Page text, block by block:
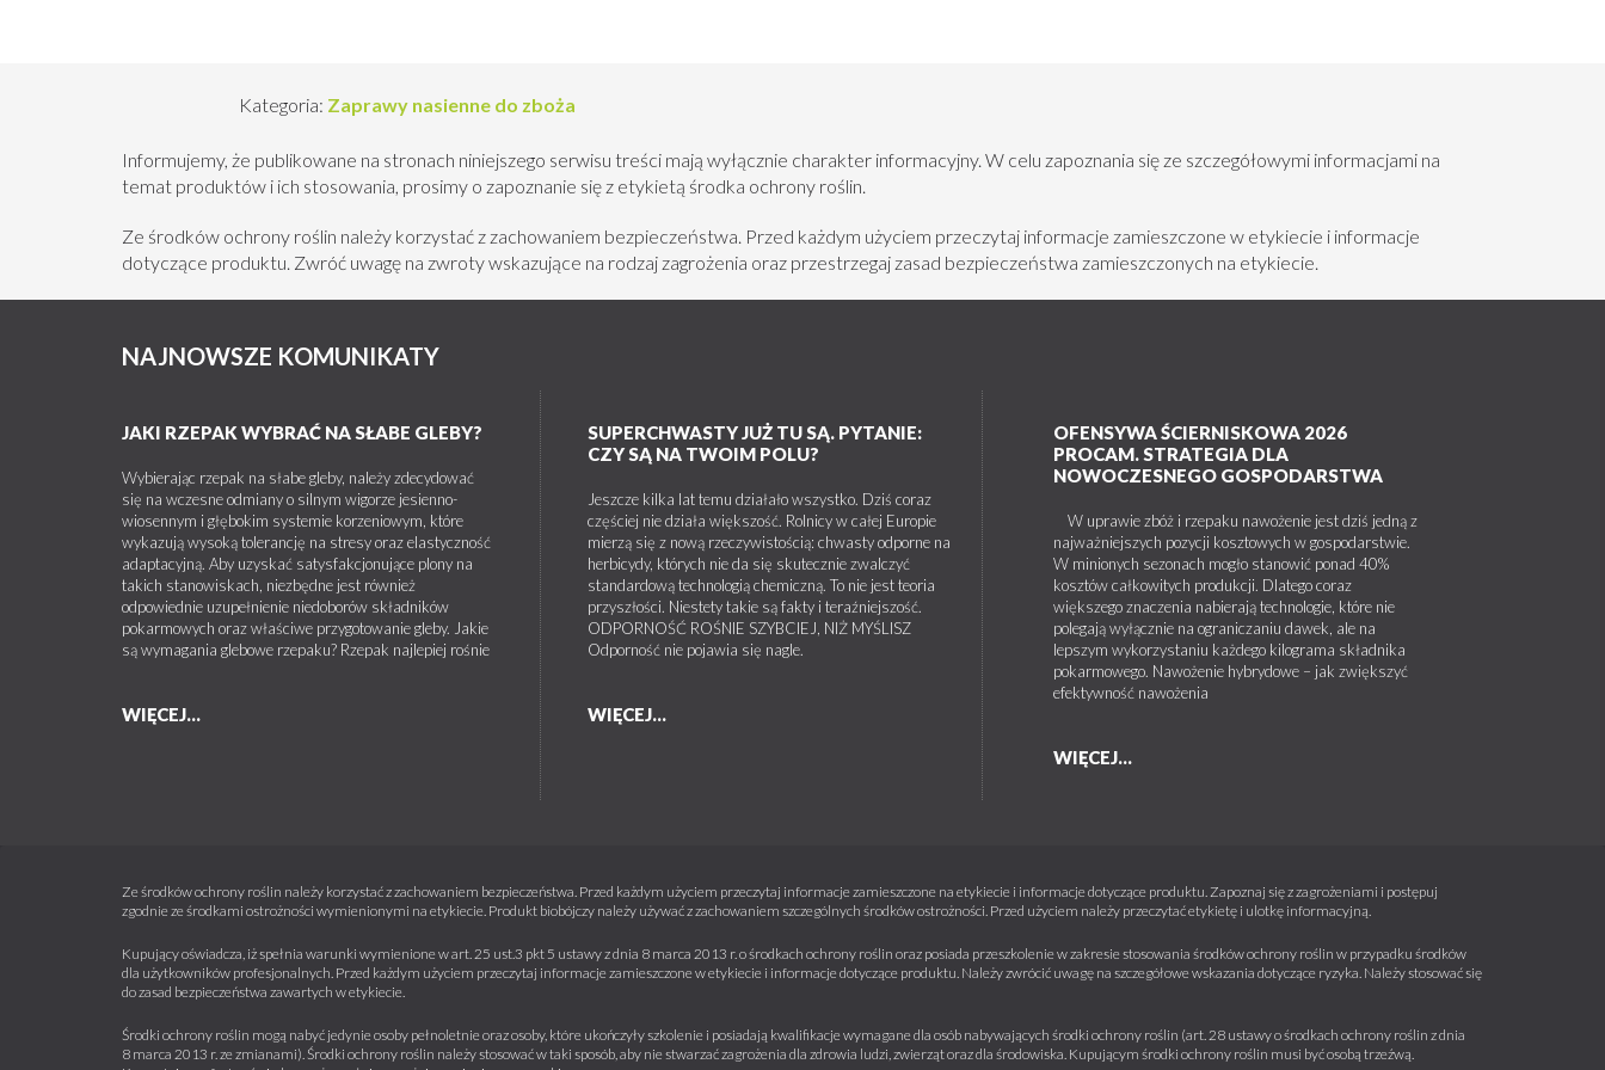
Kategoria: Zaprawy nasienne do zboża
Informujemy, że publikowane na stronach niniejszego serwisu treści mają wyłącznie charakter informacyjny. W celu zapoznania się ze szczegółowymi informacjami na
temat produktów i ich stosowania, prosimy o zapoznanie się z etykietą środka ochrony roślin.
Ze środków ochrony roślin należy korzystać z zachowaniem bezpieczeństwa. Przed każdym użyciem przeczytaj informacje zamieszczone w etykiecie i informacje
dotyczące produktu. Zwróć uwagę na zwroty wskazujące na rodzaj zagrożenia oraz przestrzegaj zasad bezpieczeństwa zamieszczonych na etykiecie.
NAJNOWSZE KOMUNIKATY
JAKI RZEPAK WYBRAĆ NA SŁABE GLEBY?
Wybierając rzepak na słabe gleby, należy zdecydować
się na wczesne odmiany o silnym wigorze jesienno-
wiosennym i głębokim systemie korzeniowym, które
wykazują wysoką tolerancję na stresy oraz elastyczność
adaptacyjną. Aby uzyskać satysfakcjonujące plony na
takich stanowiskach, niezbędne jest również
odpowiednie uzupełnienie niedoborów składników
pokarmowych oraz właściwe przygotowanie gleby. Jakie
są wymagania glebowe rzepaku? Rzepak najlepiej rośnie
WIĘCEJ...
SUPERCHWASTY JUŻ TU SĄ. PYTANIE:
CZY SĄ NA TWOIM POLU?
Jeszcze kilka lat temu działało wszystko. Dziś coraz
częściej nie działa większość. Rolnicy w całej Europie
mierzą się z nową rzeczywistością: chwasty odporne na
herbicydy, których nie da się skutecznie zwalczyć
standardową technologią chemiczną. To nie jest teoria
przyszłości. Niestety takie są fakty i teraźniejszość.
ODPORNOŚĆ ROŚNIE SZYBCIEJ, NIŻ MYŚLISZ
Odporność nie pojawia się nagle.
WIĘCEJ...
OFENSYWA ŚCIERNISKOWA 2026
PROCAM. STRATEGIA DLA
NOWOCZESNEGO GOSPODARSTWA
W uprawie zbóż i rzepaku nawożenie jest dziś jedną z
najważniejszych pozycji kosztowych w gospodarstwie.
W minionych sezonach mogło stanowić ponad 40%
kosztów całkowitych produkcji. Dlatego coraz
większego znaczenia nabierają technologie, które nie
polegają wyłącznie na ograniczaniu dawek, ale na
lepszym wykorzystaniu każdego kilograma składnika
pokarmowego. Nawożenie hybrydowe – jak zwiększyć
efektywność nawożenia
WIĘCEJ...
Ze środków ochrony roślin należy korzystać z zachowaniem bezpieczeństwa. Przed każdym użyciem przeczytaj informacje zamieszczone na etykiecie i informacje dotyczące produktu. Zapoznaj się z zagrożeniami i postępuj
zgodnie ze środkami ostrożności wymienionymi na etykiecie. Produkt biobójczy należy używać z zachowaniem szczególnych środków ostrożności. Przed użyciem należy przeczytać etykietę i ulotkę informacyjną.
Kupujący oświadcza, iż spełnia warunki wymienione w art. 25 ust.3 pkt 5 ustawy z dnia 8 marca 2013 r. o środkach ochrony roślin oraz posiada przeszkolenie w zakresie stosowania środków ochrony roślin w przypadku środków
dla użytkowników profesjonalnych. Przed każdym użyciem przeczytaj informacje zamieszczone w etykiecie i informacje dotyczące produktu. Należy zwrócić uwagę na szczegółowe wskazania dotyczące ryzyka. Należy stosować się
do zasad bezpieczeństwa zawartych w etykiecie.
Środki ochrony roślin mogą nabyć jedynie osoby pełnoletnie oraz osoby, które ukończyły szkolenie i posiadają kwalifikacje wymagane dla osób nabywających środki ochrony roślin (art. 28 ustawy o środkach ochrony roślin z dnia
8 marca 2013 r. ze zmianami). Środki ochrony roślin należy stosować w taki sposób, aby nie stwarzać zagrożenia dla zdrowia ludzi, zwierząt oraz dla środowiska. Kupującym środki ochrony roślin musi być osobą trzeźwą.